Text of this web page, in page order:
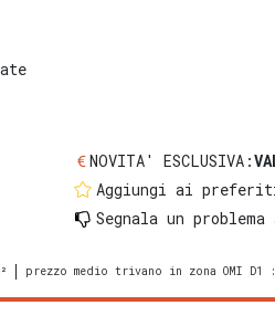
NOVITA' ESCLUSIVA:
Aggiungi ai
Segnala un problema
prezzo medio trivano in zona OMI D1 :